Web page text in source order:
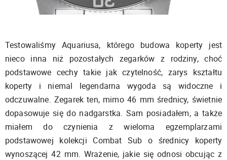
Testowaliśmy Aquariusa, którego budowa koperty jest
nieco inna niż pozostałych zegarków z rodziny, choć
podstawowe cechy takie jak czytelność, zarys kształtu
koperty i niemal legendarna wygoda są widoczne i
odczuwalne. Zegarek ten, mimo 46 mm średnicy, świetnie
dopasowuje się do nadgarstka. Sam posiadałem, a także
miałem do czynienia z wieloma egzemplarzami
podstawowej kolekcji Combat Sub o średnicy koperty
wynoszącej 42 mm. Wrażenie, jakie się odnosi obcując z